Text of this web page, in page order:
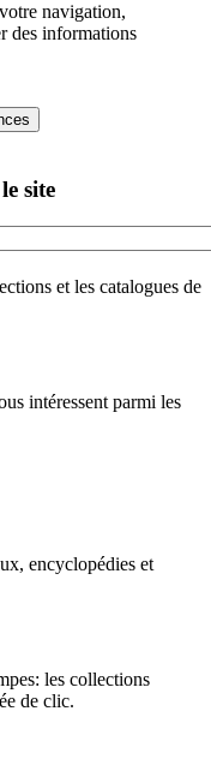
navigation,
des informations
site
et les catalogues de
intéressent parmi les
encyclopédies et
les collections
de clic.